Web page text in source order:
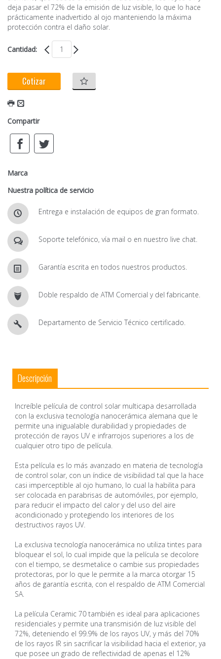
deja pasar el 72% de la emisión de luz visible, lo que lo hace
prácticamente inadvertido al ojo manteniendo la máxima
protección contra el daño solar.
Cantidad:
Cotizar
Compartir
Marca
Nuestra política de servicio
Entrega e instalación de equipos de gran formato.
Soporte telefónico, vía mail o en nuestro live chat.
Garantía escrita en todos nuestros productos.
Doble respaldo de ATM Comercial y del fabricante.
Departamento de Servicio Técnico certificado.
Descripción
Increíble película de control solar multicapa desarrollada
con la exclusiva tecnología nanocerámica alemana que le
permite una inigualable durabilidad y propiedades de
protección de rayos UV e infrarrojos superiores a los de
cualquier otro tipo de película.
Esta película es lo más avanzado en materia de tecnología
de control solar, con un índice de visibilidad tal que la hace
casi imperceptible al ojo humano, lo cual la habilita para
ser colocada en parabrisas de automóviles, por ejemplo,
para reducir el impacto del calor y del uso del aire
acondicionado y protegiendo los interiores de los
destructivos rayos UV.
La exclusiva tecnología nanocerámica no utiliza tintes para
bloquear el sol, lo cual impide que la película se decolore
con el tiempo, se desmetalice o cambie sus propiedades
protectoras, por lo que le permite a la marca otorgar 15
años de garantía escrita, con el respaldo de ATM Comercial
SA.
La película Ceramic 70 también es ideal para aplicaciones
residenciales y permite una transmisión de luz visible del
72%, deteniendo el 99.9% de los rayos UV, y más del 70%
de los rayos IR sin sacrificar la visibilidad hacia el exterior, ya
que posee un grado de reflectividad de apenas el 12%